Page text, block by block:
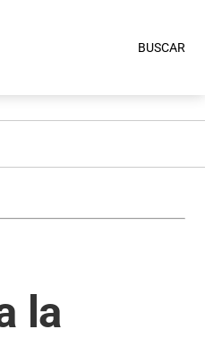
BUSCAR
la